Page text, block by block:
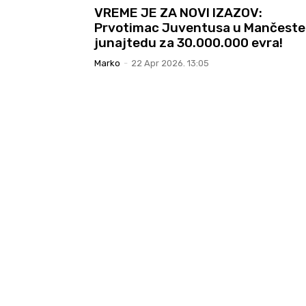
VREME JE ZA NOVI IZAZOV:
Prvotimac Juventusa u
junajtedu za 30.000.000 evra!
Marko - 22 Apr 2026. 13:05